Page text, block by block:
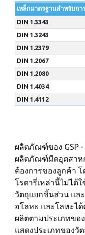
เหล็กมาตรฐานสำหรับกา
DIN 1.3343
DIN 1.3243
DIN 1.2379
DIN 1.2067
DIN 1.2080
DIN 1.4034
DIN 1.4112
ผลิตภัณฑ์ของ GSP -
ผลิตภัณฑ์มีดอุตสาห
ต้องการของลูกค้า
โรตารี่เหล่านี้ไม่ได้
วัตถุแยกชิ้นส่วน แล
อโลหะ และโลหะไ
ผลิตตามประเภทขอ
แสดงประเภทของวั